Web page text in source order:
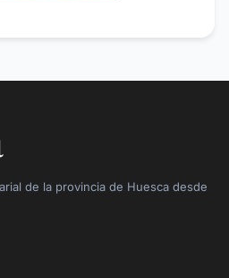
de la provincia de Huesca desde